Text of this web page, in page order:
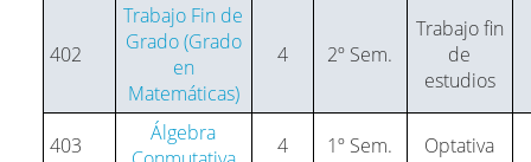
402
Trabajo Fin de
Grado (Grado
en
Matemáticas)
4 2º Sem.
Trabajo fin
de
estudios
403
Álgebra
4 1º Sem. Optativa